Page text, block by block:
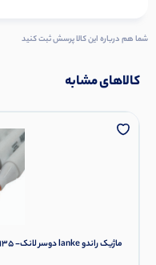
شما هم درباره این کالا پرسش ثبت کنید
کالاهای مشابه
ماژیک راندو lanke دوسر لانک- 135